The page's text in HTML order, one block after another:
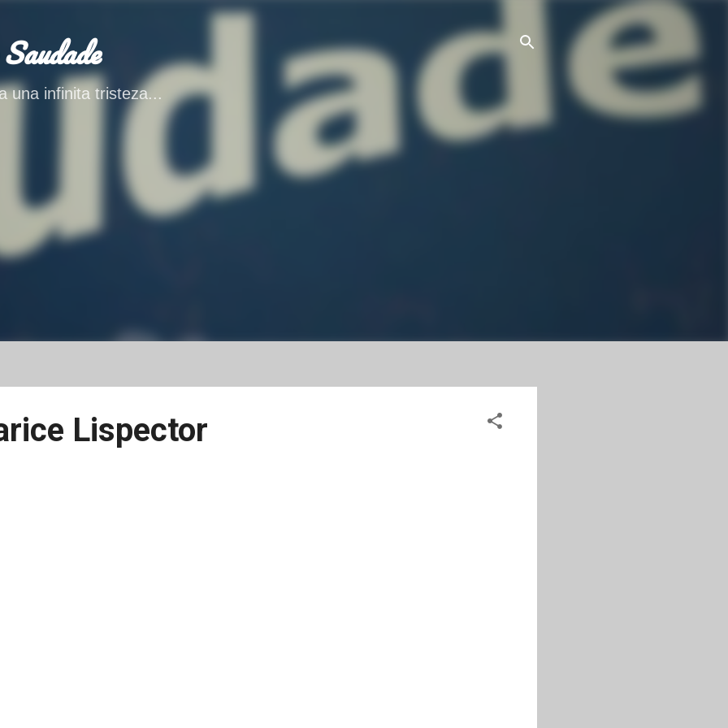
Ir al contenido principal
una infinita tristeza...
Lispector